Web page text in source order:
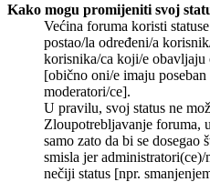
Kako mogu promijeniti svoj
Većina foruma koristi
postao/la određeni/a
korisnika/ca koji/e obavljaju
[obično oni/e imaju
moderatori/ce].
U pravilu, svoj status ne
Zloupotrebljavanje foruma,
samo zato da bi se dosegao
smisla jer
nečiji status [npr.